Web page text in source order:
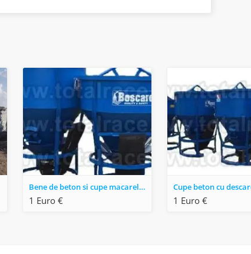
Bene de beton si cupe macarele cu diferite capacitati pana la 2 mc
1 Euro € 1 Euro €